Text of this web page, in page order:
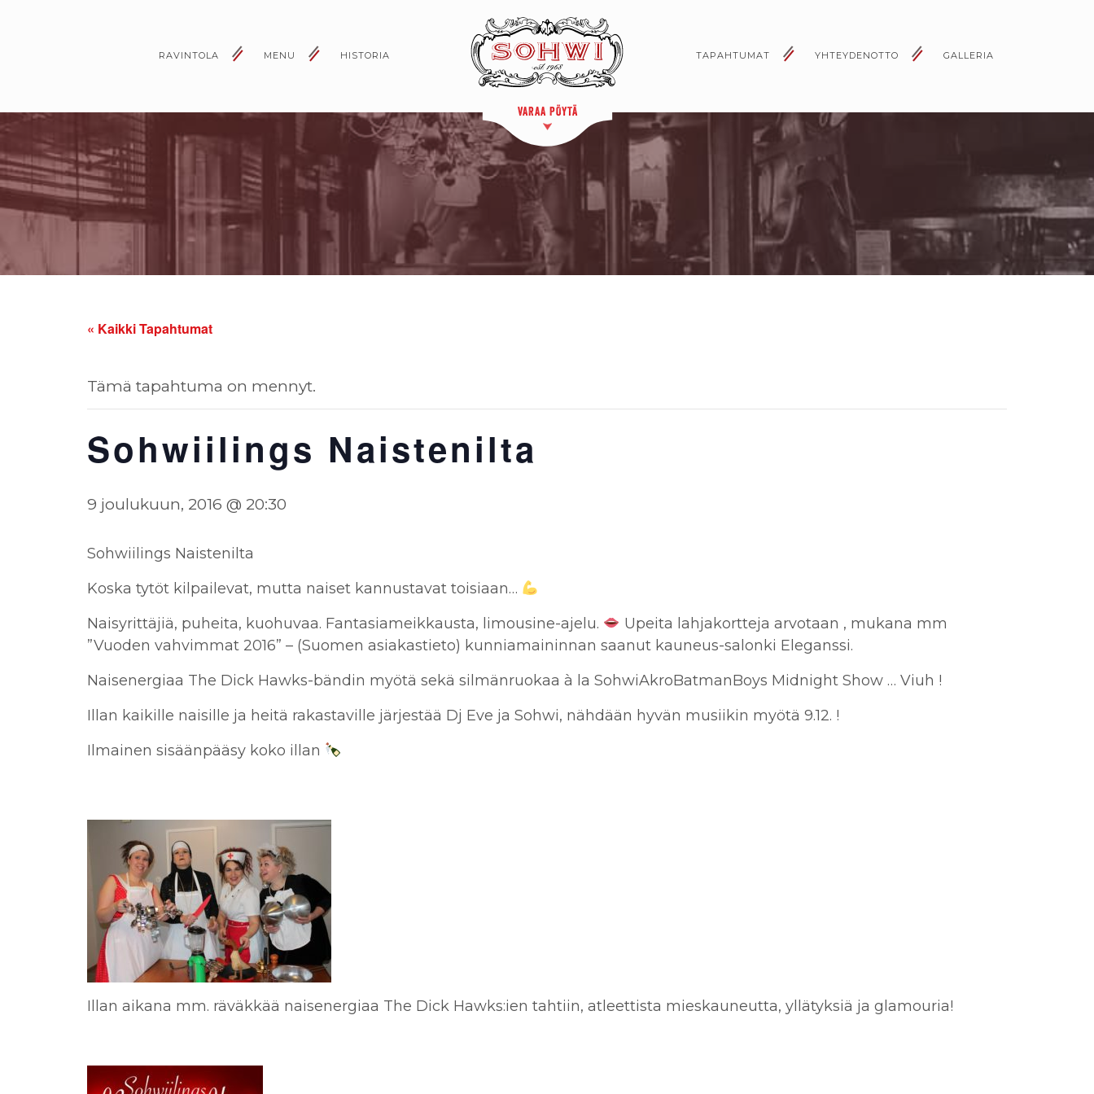
RAVINTOLA MENU HISTORIA TAPAHTUMAT YHTEYDENOTTO GALLERIA
VARAA PÖYTÄ
« Kaikki Tapahtumat
Tämä tapahtuma on mennyt.
Sohwiilings Naistenilta
9 joulukuun, 2016 @ 20:30
Sohwiilings Naistenilta
Koska tytöt kilpailevat, mutta naiset kannustavat toisiaan…
Naisyrittäjiä, puheita, kuohuvaa. Fantasiameikkausta, limousine-ajelu.
Upeita lahjakortteja arvotaan , mukana mm
”Vuoden vahvimmat 2016” – (Suomen asiakastieto) kunniamaininnan saanut kauneus-salonki Eleganssi.
Naisenergiaa The Dick Hawks-bändin myötä sekä silmänruokaa à la SohwiAkroBatmanBoys Midnight Show … Viuh !
Illan kaikille naisille ja heitä rakastaville järjestää Dj Eve ja Sohwi, nähdään hyvän musiikin myötä 9.12. !
Ilmainen sisäänpääsy koko illan
Illan aikana mm. räväkkää naisenergiaa The Dick Hawks:ien tahtiin, atleettista mieskauneutta, yllätyksiä ja glamouria!